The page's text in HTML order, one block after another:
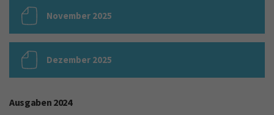
November 2025
Dezember 2025
Ausgaben 2024